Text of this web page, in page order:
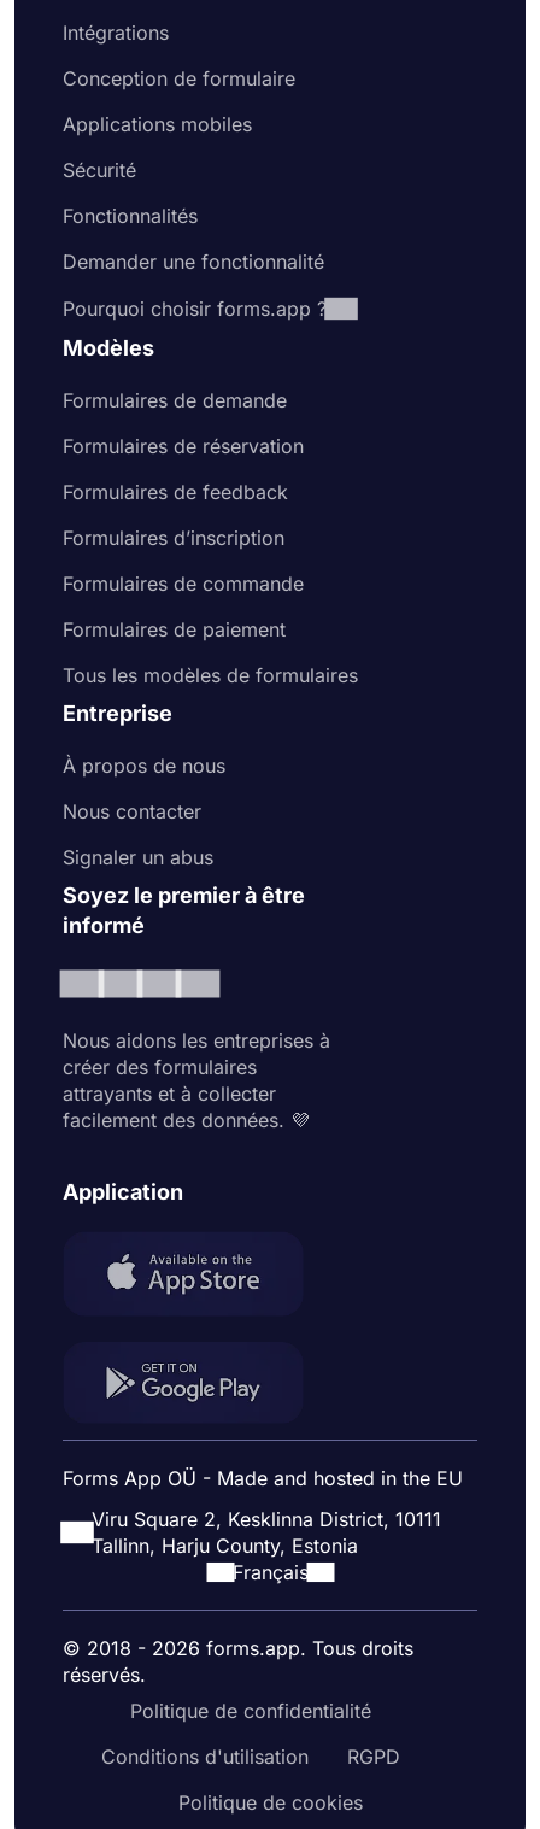
Intégrations
Conception de formulaire
Applications mobiles
Sécurité
Fonctionnalités
Demander une fonctionnalité
Pourquoi choisir forms.app ?
Modèles
Formulaires de demande
Formulaires de réservation
Formulaires de feedback
Formulaires d’inscription
Formulaires de commande
Formulaires de paiement
Tous les modèles de formulaires
Entreprise
À propos de nous
Nous contacter
Signaler un abus
Soyez le premier à être
informé
Nous aidons les entreprises à
créer des formulaires
attrayants et à collecter
facilement des données. 💜
Application
Forms App OÜ - Made and hosted in the EU
Viru Square 2, Kesklinna District, 10111
Tallinn, Harju County, Estonia
Français
© 2018 - 2026 forms.app. Tous droits
réservés.
Politique de confidentialité
Conditions d'utilisation
RGPD
Politique de cookies